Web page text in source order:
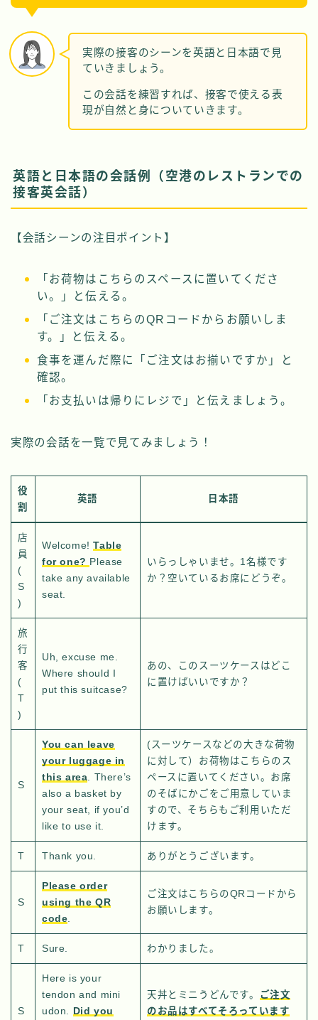
実際の接客のシーンを英語と日本語で見
ていきましょう。
この会話を練習すれば、接客で使える表
現が自然と身についていきます。
英語と日本語の会話例（空港のレストランでの
接客英会話）
【会話シーンの注目ポイント】
「お荷物はこちらのスペースに置いてくださ
い。」と伝える。
「ご注文はこちらのQRコードからお願いしま
す。」と伝える。
食事を運んだ際に「ご注文はお揃いですか」と
確認。
「お支払いは帰りにレジで」と伝えましょう。
実際の会話を一覧で見てみましょう！
役
割
英語 日本語
店
員
(
S
)
Welcome!Table
for one? Please
take any available
seat.
いらっしゃいませ。1名様です
か？空いているお席にどうぞ。
旅
行
客
(
T
)
Uh, excuse me.
Where should I
put this suitcase?
あの、このスーツケースはどこ
に置けばいいですか？
S
You can leave
your luggage in
this area. There’s
also a basket by
your seat, if you’d
like to use it.
(スーツケースなどの大きな荷物
に対して）お荷物はこちらのス
ペースに置いてください。お席
のそばにかごをご用意していま
すので、そちらもご利用いただ
けます。
T Thank you. ありがとうございます。
S
Please order
using the QR
code.
ご注文はこちらのQRコードから
お願いします。
T Sure. わかりました。
S
Here is your
tendon and mini
udon.
Did you
天丼とミニうどんです。 ご注文
のお品はすべてそろっています